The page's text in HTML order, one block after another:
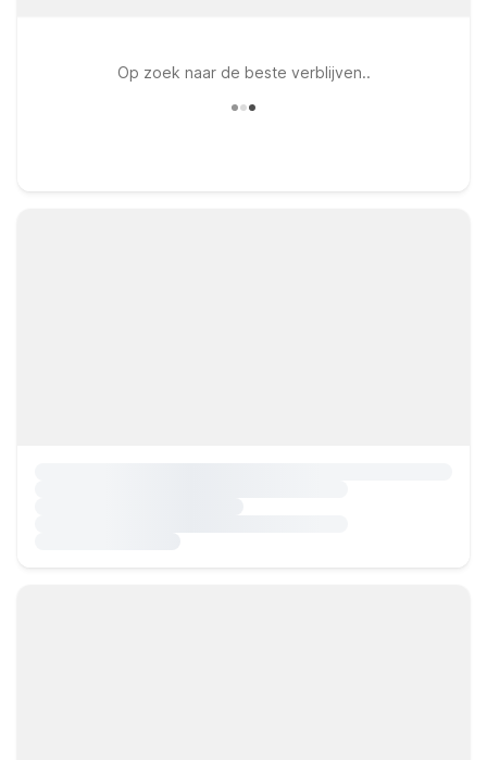
Op zoek naar de beste verblijven..